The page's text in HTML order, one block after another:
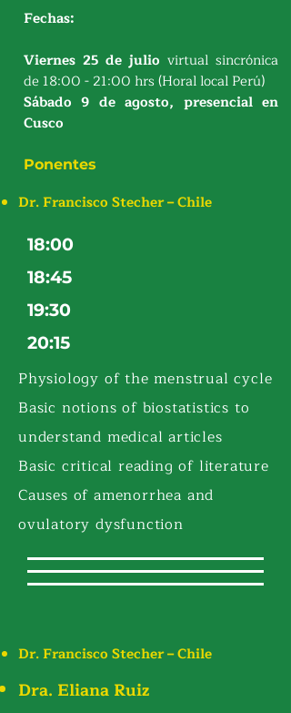
Fechas:
Viernes 25 de julio virtual sincrónica
de 18:00 - 21:00 hrs (Horal local Perú)
Sábado 9 de agosto, presencial en
Cusco
Ponentes
Dr. Francisco Stecher – Chile
18:00
18:45
19:30
20:15
Physiology of the menstrual cycle
Basic notions of biostatistics to
understand medical articles
Basic critical reading of literature
Causes of amenorrhea and
ovulatory dysfunction
Dr. Francisco Stecher – Chile
Dra. Eliana Ruiz